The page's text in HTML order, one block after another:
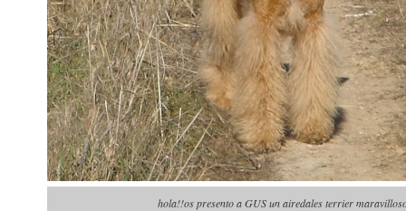
hola!!os presento a GUS un airedales terrier